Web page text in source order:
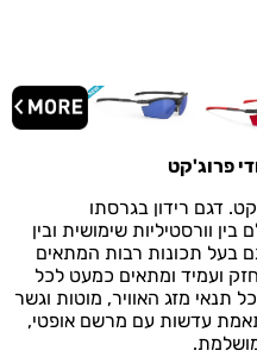
פרוג'קט
דגם רידון בגרסתו
וורסטיליות שימושית ובין
בעל תכונות רבות המתאים
חזק ועמיד ומתאים כמעט לכל
תנאי מזג האוויר, מוטות וגשר
עדשות עם מרשם אופטי,